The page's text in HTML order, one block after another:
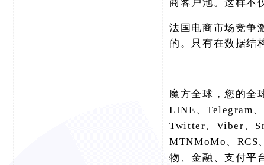
法国电商市场竞争
的。只有在数据结
魔方全球，您的全
LINE、Telegram
Twitter、Viber、
MTNMoMo、RCS
物、金融、支付平